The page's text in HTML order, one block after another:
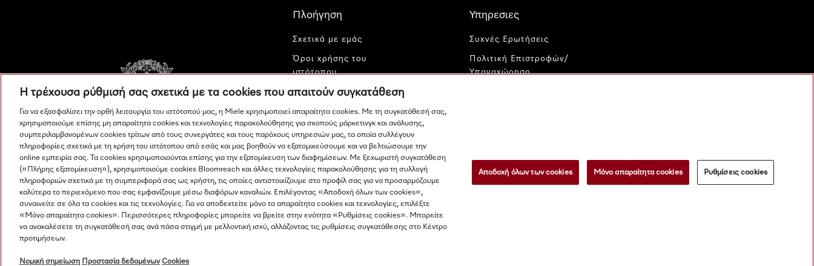
Πλοήγηση
Σχετικά με εμάς
Όροι χρήσης του
ιστότοπου
Προστασία δεδομένων
Ρυθμίσεις cookies
Υπηρεσιες
Συχνές Ερωτήσεις
Πολιτική Επιστροφών/
Υπαναχώρηση
© Miele & Cie. KG.
Η τρέχουσα ρύθμισή σας σχετικά με τα cookies που απαιτούν συγκατάθεση
Για να εξασφαλίσει την ορθή λειτουργία του ιστότοπού μας, η Miele χρησιμοποιεί απαραίτητα cookies. Με τη συγκατάθεσή σας,
χρησιμοποιούμε επίσης μη απαραίτητα cookies και τεχνολογίες παρακολούθησης για σκοπούς μάρκετινγκ και ανάλυσης,
συμπεριλαμβανομένων cookies τρίτων από τους συνεργάτες και τους παρόχους υπηρεσιών μας, τα οποία συλλέγουν
πληροφορίες σχετικά με τη χρήση του ιστότοπου από εσάς και μας βοηθούν να εξατομικεύσουμε και να βελτιώσουμε την
online εμπειρία σας. Τα cookies χρησιμοποιούνται επίσης για την εξατομίκευση των διαφημίσεων. Με ξεχωριστή συγκατάθεση
(«Πλήρης εξατομίκευση»), χρησιμοποιούμε cookies Bloomreach και άλλες τεχνολογίες παρακολούθησης για τη συλλογή
πληροφοριών σχετικά με τη συμπεριφορά σας ως χρήστη, τις οποίες αντιστοιχίζουμε στο προφίλ σας για να προσαρμόζουμε
καλύτερα το περιεχόμενο που σας εμφανίζουμε μέσω διαφόρων καναλιών. Επιλέγοντας «Αποδοχή όλων των cookies»,
συναινείτε σε όλα τα cookies και τις τεχνολογίες. Για να αποδεχτείτε μόνο τα απαραίτητα cookies και τεχνολογίες, επιλέξτε
«Μόνο απαραίτητα cookies». Περισσότερες πληροφορίες μπορείτε να βρείτε στην ενότητα «Ρυθμίσεις cookies». Μπορείτε
να ανακαλέσετε τη συγκατάθεσή σας ανά πάσα στιγμή με μελλοντική ισχύ, αλλάζοντας τις ρυθμίσεις συγκατάθεσης στο Κέντρο
προτιμήσεων.
Νομική σημείωση Προστασία δεδομένων Cookies
Αποδοχή όλων των cookies Μόνο απαραίτητα cookies Ρυθμίσεις cookies